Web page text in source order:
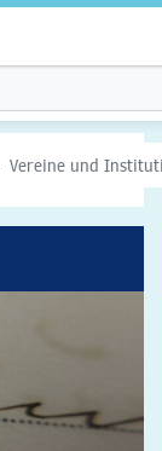
Vereine und